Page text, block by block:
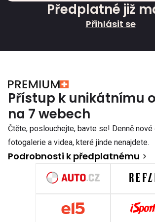
Předplatné již
Přihlásit se
Přístup k unikátnímu
na 7 webech
Čtěte, poslouchejte, bavte se! Denně nové
fotogalerie a videa, které jinde nenajdete.
Podrobnosti k předplatnému